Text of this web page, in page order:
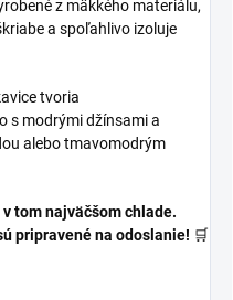
z mäkkého materiálu,
a spoľahlivo izoluje
tvoria
s modrými džínsami a
alebo tmavomodrým
tom najväčšom chlade.
pripravené na odoslanie! 🛒